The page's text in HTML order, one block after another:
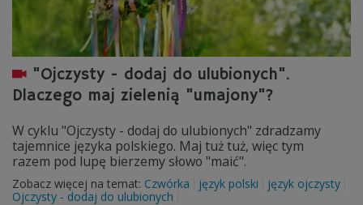
"Ojczysty - dodaj do ulubionych".
Dlaczego maj zielenią "umajony"?
W cyklu "Ojczysty - dodaj do ulubionych" zdradzamy
tajemnice języka polskiego. Maj tuż tuż, więc tym
razem pod lupę bierzemy słowo "maić".
Zobacz więcej na temat: Czwórka język polski
język ojczysty
Ojczysty - dodaj do ulubionych